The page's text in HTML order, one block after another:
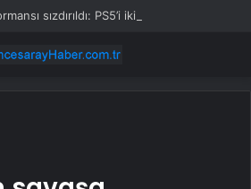
sızdırıldı: PS5’i ikiye katlayabilir